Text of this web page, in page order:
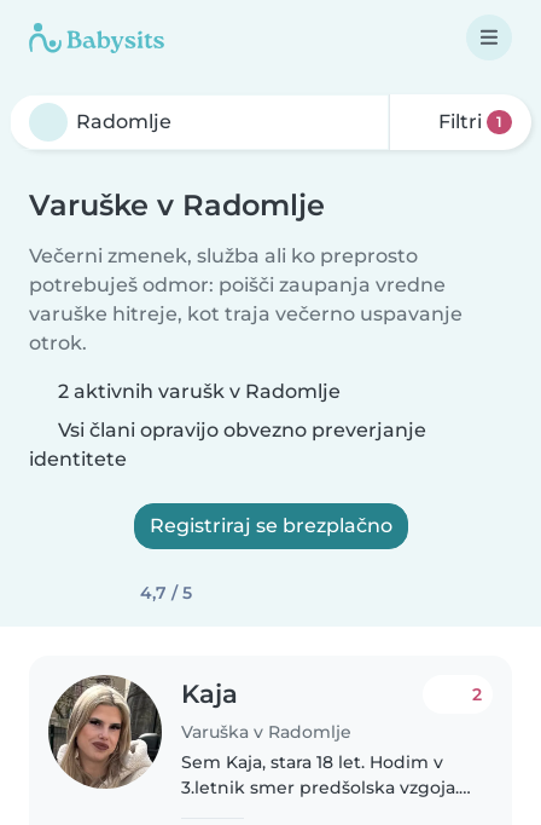
Filtri 1
Varuške v Radomlje
Večerni zmenek, služba ali ko preprosto
potrebuješ odmor: poišči zaupanja vredne
varuške hitreje, kot traja večerno uspavanje
otrok.
2 aktivnih varušk v Radomlje
Vsi člani opravijo obvezno preverjanje
identitete
Registriraj se brezplačno
4,7 / 5
Kaja
Varuška v Radomlje
2
Sem Kaja, stara 18 let. Hodim v
3.letnik smer predšolska vzgoja.